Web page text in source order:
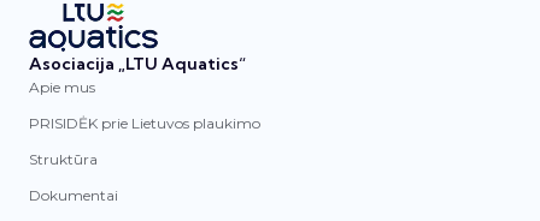
Asociacija „LTU Aquatics“
Apie mus
PRISIDĖK prie Lietuvos plaukimo
Struktūra
Dokumentai